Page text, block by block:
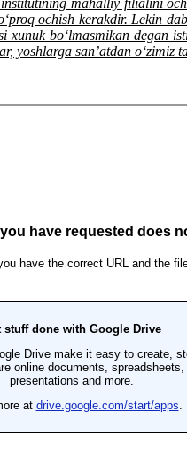
mahalliy filialini
ochish kerakdir. Lekin
xunuk bo‘lmasmikan degan
yoshlarga san’atdan o‘zimiz